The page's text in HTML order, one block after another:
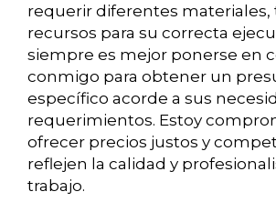
requerir diferentes materiales,
recursos para su correcta
siempre es mejor ponerse en
conmigo para obtener un
específico acorde a sus
requerimientos. Estoy
ofrecer precios justos y
reflejen la calidad y
trabajo.